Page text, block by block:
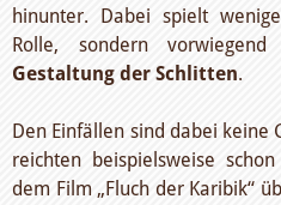
hinunter. Dabei spielt
Rolle, sondern
Gestaltung der Schlitten.
Den Einfällen sind dabei keine
reichten beispielsweise
dem Film „Fluch der Karibik“